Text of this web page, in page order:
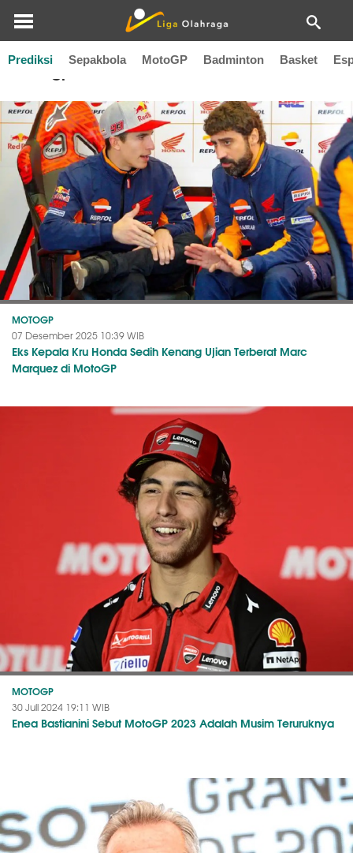
Prediksi Sepakbola MotoGP Badminton Basket
Motogp 2023
MOTOGP
07 Desember 2025 10:39 WIB
Eks Kepala Kru Honda Sedih Kenang Ujian Terberat Marc
Marquez di MotoGP
MOTOGP
30 Juli 2024 19:11 WIB
Enea Bastianini Sebut MotoGP 2023 Adalah Musim Teruruknya